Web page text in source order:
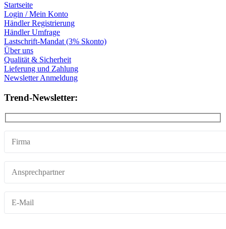
Startseite
Login / Mein Konto
Händler Registrierung
Händler Umfrage
Lastschrift-Mandat (3% Skonto)
Über uns
Qualität & Sicherheit
Lieferung und Zahlung
Newsletter Anmeldung
Trend-Newsletter: